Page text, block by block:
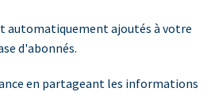
automatiquement ajoutés à votre
d'abonnés.
en partageant les informations